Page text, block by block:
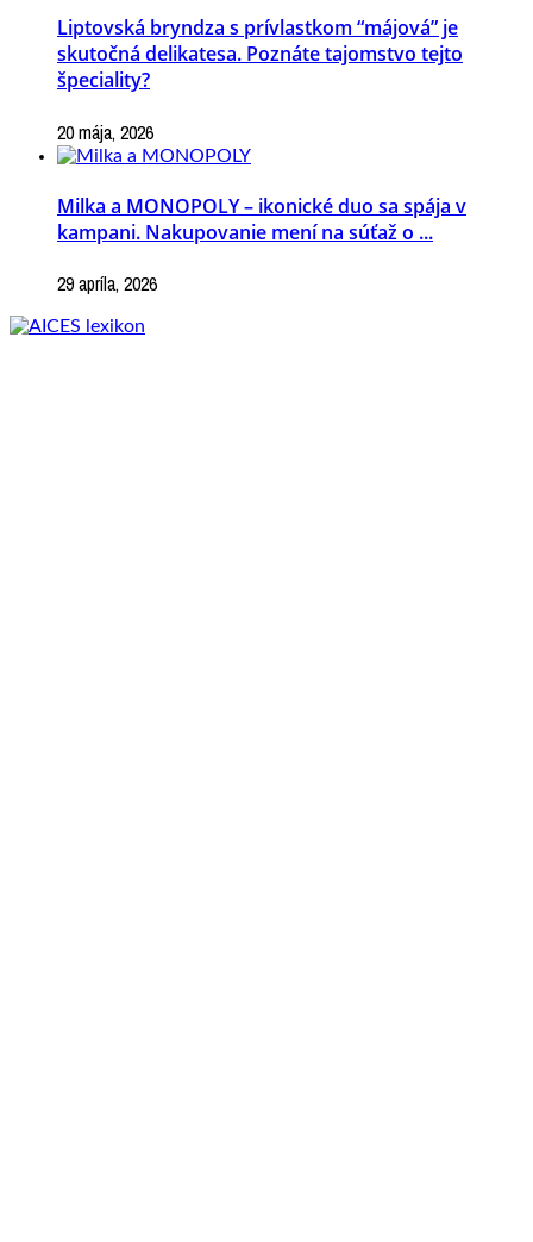
Liptovská bryndza s prívlastkom “májová” je
skutočná delikatesa. Poznáte tajomstvo tejto
špeciality?
20 mája, 2026
Milka a MONOPOLY – ikonické duo sa spája v
kampani. Nakupovanie mení na súťaž o ...
29 apríla, 2026